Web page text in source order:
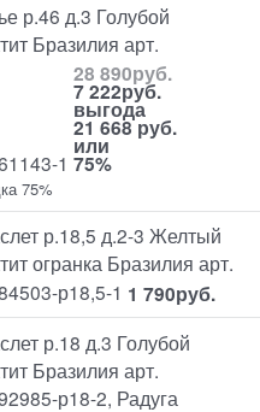
р.46 д.3 Голубой
Бразилия арт.
1
28 890руб.
7 222руб.
выгода
21 668 руб.
или
75%
75%
р.18,5 д.2-3 Желтый
огранка Бразилия арт.
р18,5-1 1 790руб.
р.18 д.3 Голубой
Бразилия арт.
р18-2, Радуга